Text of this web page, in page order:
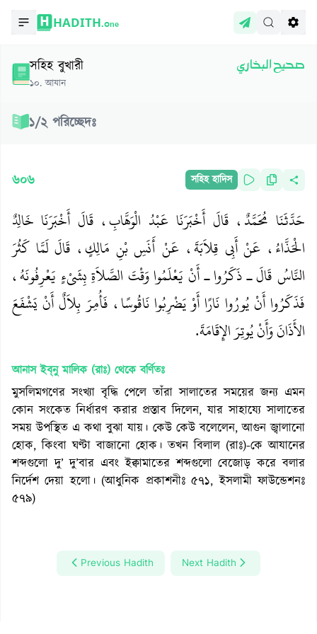
HADITH.One
সহিহ বুখারী
১০.আযান
صحيح البخاري
১/২ পরিচ্ছেদঃ
৬০৬ সহিহ হাদিস
حَدَّثَنَا مُحَمَّدٌ، قَالَ أَخْبَرَنَا عَبْدُ الْوَهَّابِ، قَالَ أَخْبَرَنَا خَالِدٌ
الْحَذَّاءُ، عَنْ أَبِي قِلاَبَةَ، عَنْ أَنَسِ بْنِ مَالِكٍ، قَالَ لَمَّا كَثُرَ
النَّاسُ قَالَ ـ ذَكَرُوا ـ أَنْ يَعْلَمُوا وَقْتَ الصَّلاَةِ بِشَىْءٍ يَعْرِفُونَهُ،
فَذَكَرُوا أَنْ يُورُوا نَارًا أَوْ يَضْرِبُوا نَاقُوسًا، فَأُمِرَ بِلاَلٌ أَنْ يَشْفَعَ
الأَذَانَ وَأَنْ يُوتِرَ الإِقَامَةَ‏.‏
আনাস ইব্‌নু মালিক (রাঃ) থেকে বর্ণিতঃ
মুসলিমগণের সংখ্যা বৃদ্ধি পেলে তাঁরা সালাতের সময়ের জন্য এমন
কোন সংকেত নির্ধারণ করার প্রস্তাব দিলেন, যার সাহায্যে সালাতের
সময় উপস্থিত এ কথা বুঝা যায়। কেউ কেউ বলেলেন, আগুন জ্বালানো
হোক, কিংবা ঘণ্টা বাজানো হোক। তখন বিলাল (রাঃ)-কে আযানের
শব্দগুলো দু’ দু’বার এবং ইক্বামাতের শব্দগুলো বেজোড় করে বলার
নির্দেশ দেয়া হলো। (আধুনিক প্রকাশনীঃ ৫৭১, ইসলামী ফাউন্ডেশনঃ
৫৭৯)
Previous Hadith Next Hadith